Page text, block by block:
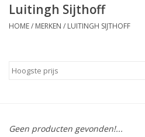
Gadgets
Luitingh Sijthoff
HOME/ MERKEN / LUITINGH SIJTHOFF
Geen producten gevonden!...